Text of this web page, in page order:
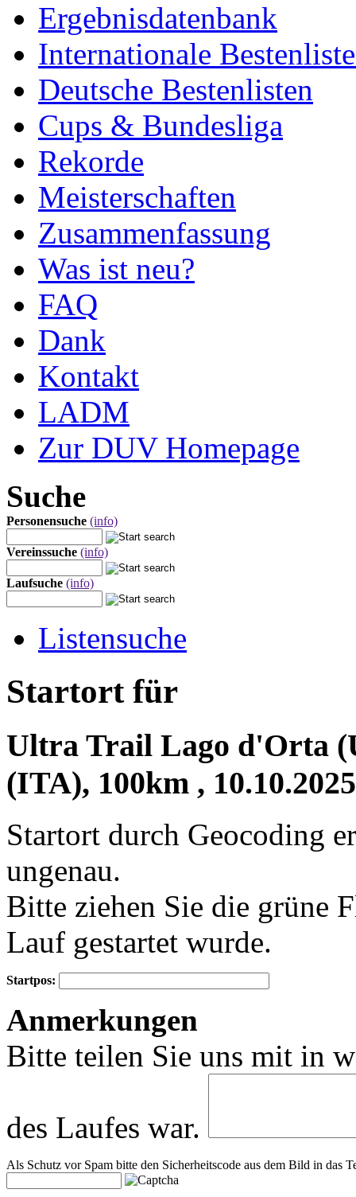
Ergebnisdatenbank
Internationale
Deutsche Bestenlisten
Cups & Bundesliga
Rekorde
Meisterschaften
Zusammenfassung
Was ist neu?
FAQ
Dank
Kontakt
LADM
Zur DUV Homepage
Suche
Personensuche (info)
Vereinssuche (info)
Laufsuche (info)
Listensuche
Startort für
Ultra Trail Lago d'Orta
(ITA), 100km , 10.10.2025
Startort durch Geocoding
ungenau.
Bitte ziehen Sie die grüne
Lauf gestartet wurde.
−
Startpos:
Anmerkungen
Bitte teilen Sie uns mit in
des Laufes war.
Als Schutz vor Spam bitte den Sicherheitscode aus dem Bild in das